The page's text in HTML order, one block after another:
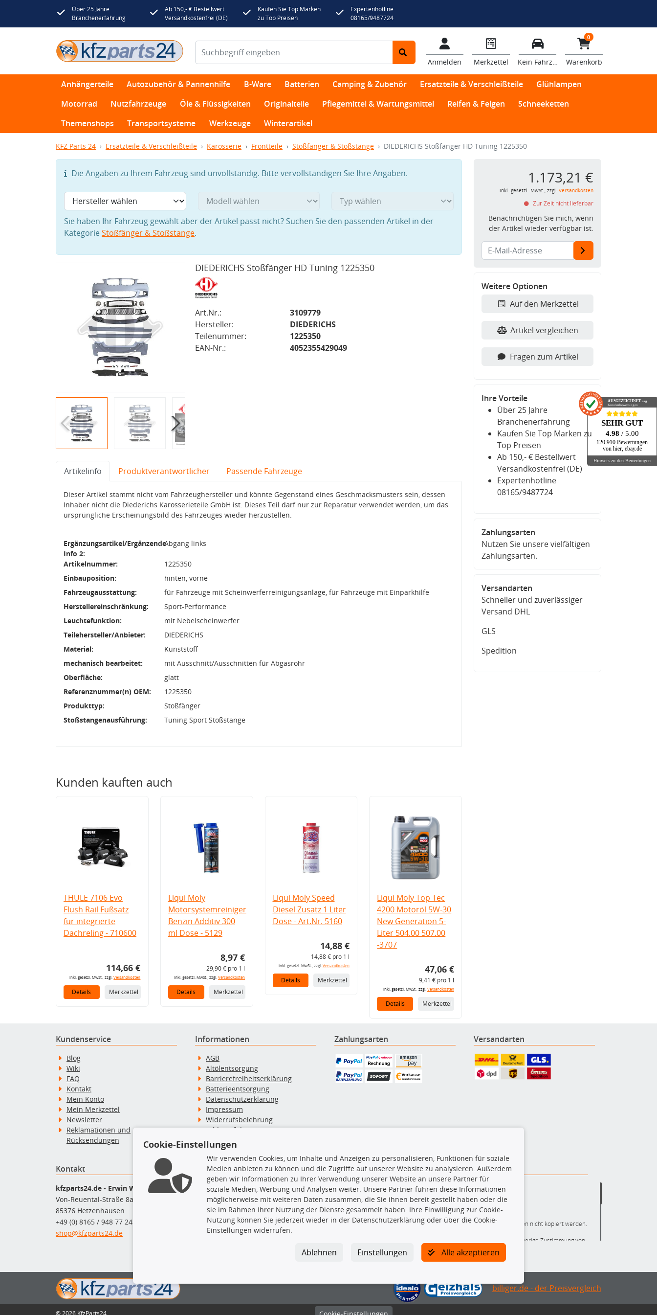
Über 25 Jahre
Branchenerfahrung
Ab 150,- € Bestellwert
Versandkostenfrei (DE)
Kaufen Sie Top Marken
zu Top Preisen
Expertenhotline
08165/9487724
Anmelden Merkzettel Kein Fahrzeug
0
Warenkorb
Anhängerteile Autozubehör & Pannenhilfe B-Ware Batterien Camping & Zubehör Ersatzteile & Verschleißteile
Glühlampen
Motorrad
Nutzfahrzeuge Öle & Flüssigkeiten Originalteile Pflegemittel & Wartungsmittel Reifen & Felgen
Schneeketten
Themenshops
Transportsysteme Werkzeuge Winterartikel
KFZ Parts 24 Ersatzteile & Verschleißteile Karosserie Frontteile Stoßfänger & Stoßstange DIEDERICHS Stoßfänger HD Tuning 1225350
Die Angaben zu Ihrem Fahrzeug sind unvollständig. Bitte vervollständigen Sie Ihre Angaben.
Sie haben Ihr Fahrzeug gewählt aber der Artikel passt nicht? Suchen Sie den passenden Artikel in der
KategorieStoßfänger & Stoßstange.
DIEDERICHS Stoßfänger HD Tuning 1225350
Art.Nr.:
3109779
Hersteller:
DIEDERICHS
Teilenummer:
1225350
EAN-Nr.:
4052355429049
Artikelinfo Produktverantwortlicher Passende Fahrzeuge
Dieser Artikel stammt nicht vom Fahrzeughersteller und könnte Gegenstand eines Geschmacksmusters sein, dessen
Inhaber nicht die Diederichs Karosserieteile GmbH ist. Dieses Teil darf nur zur Reparatur verwendet werden, um das
ursprüngliche Erscheinungsbild des Fahrzeuges wieder herzustellen.
Ergänzungsartikel/Ergänzende
Info 2:
Abgang links
Artikelnummer:
1225350
Einbauposition:
hinten, vorne
Fahrzeugausstattung:
für Fahrzeuge mit Scheinwerferreinigungsanlage, für Fahrzeuge mit Einparkhilfe
Herstellereinschränkung:
Sport-Performance
Leuchtefunktion:
mit Nebelscheinwerfer
Teilehersteller/Anbieter:
DIEDERICHS
Material:
Kunststoff
mechanisch bearbeitet:
mit Ausschnitt/Ausschnitten für Abgasrohr
Oberfläche:
glatt
Referenznummer(n) OEM:
1225350
Produkttyp:
Stoßfänger
Stoßstangenausführung:
Tuning Sport Stoßstange
Kunden kauften auch
THULE 7106 Evo
Flush Rail Fußsatz
für integrierte
Dachreling - 710600
114,66 €
inkl. gesetzl. MwSt., zzgl.Versandkosten
Details Merkzettel
Liqui Moly
Motorsystemreiniger
Benzin Additiv 300
ml Dose - 5129
8,97 €
29,90 € pro 1 l
inkl. gesetzl. MwSt., zzgl.Versandkosten
Details Merkzettel
Liqui Moly Speed
Diesel Zusatz 1 Liter
Dose - Art.Nr. 5160
14,88 €
14,88 € pro 1 l
inkl. gesetzl. MwSt., zzgl. Versandkosten
Details Merkzettel
Liqui Moly Top Tec
4200 Motoröl 5W-30
New Generation 5-
Liter 504.00 507.00
-3707
47,06 €
9,41 € pro 1 l
inkl. gesetzl. MwSt., zzgl. Versandkosten
Details Merkzettel
1.173,21 €
inkl. gesetzl. MwSt., zzgl. Versandkosten
Zur Zeit nicht lieferbar
Benachrichtigen Sie mich, wenn
der Artikel wieder verfügbar ist.
Weitere Optionen
Auf den Merkzettel
Artikel vergleichen
Fragen zum Artikel
Ihre Vorteile
Über 25 Jahre
Branchenerfahrung
Kaufen Sie Top Marken zu
Top Preisen
Ab 150,- € Bestellwert
Versandkostenfrei (DE)
Expertenhotline
08165/9487724
Zahlungsarten
Nutzen Sie unsere vielfältigen
Zahlungsarten.
Versandarten
Schneller und zuverlässiger
Versand DHL
GLS
Spedition
Kundenservice
Blog
Wiki
FAQ
Kontakt
Mein Konto
Mein Merkzettel
Newsletter
Reklamationen und
Rücksendungen
Informationen
AGB
Altölentsorgung
Barrierefreiheitserklärung
Batterieentsorgung
Datenschutzerklärung
Impressum
Widerrufsbelehrung
Widerruf des Vertrags
Zahlung & Versand
Zahlungsarten Versandarten
Kontakt
kfzparts24.de - Erwin Weber GmbH
Von-Reuental-Straße 8a
85376 Hetzenhausen
+49 (0) 8165 / 948 77 24
shop@kfzparts24.de
Top Produkte
Dachboxen
Dachgrundträger
Ersatzteile
Fahrradträger
Motoröle
TecDoc Inside
Die hier angezeigten Daten insbesondere die gesamte Datenbank dürfen nicht kopiert werden.
Es ist zu unterlassen, die Daten oder die gesamte Datenbank ohne vorherige Zustimmung von
TecDoc zu vervielfältigen, zu verbreiten und/oder diese Handlungen durch Dritte ausführen zu
lassen. Ein Zuwiderhandeln stellt eine Urheberrechtsverletzung dar und wird verfolgt.
Bitte prüfen Sie, ob das über unseren Onlineshop identifizierte Ersatzteil auch tatsächlich dem
gesuchten Ersatzteil entspricht.
Gegebenenfalls sind ergänzende Informationen notwendig, um sicherzustellen, dass das
gewählte Ersatzteil auch in das gewünschte Kraftfahrzeug passt.
© 2026 KfzParts24
Cookie-Einstellungen
Wir verwenden Cookies, um Inhalte und Anzeigen zu personalisieren, Funktionen für soziale
Medien anbieten zu können und die Zugriffe auf unserer Website zu analysieren. Außerdem
geben wir Informationen zu Ihrer Verwendung unserer Website an unsere Partner für
soziale Medien, Werbung und Analysen weiter. Unsere Partner führen diese Informationen
möglicherweise mit weiteren Daten zusammen, die Sie ihnen bereit gestellt haben oder die
sie im Rahmen Ihrer Nutzung der Dienste gesammelt haben. Ihre Einwilligung zur Cookie-
Nutzung können Sie jederzeit wieder in der Datenschutzerklärung oder über die Cookie-
Einstellungen widerrufen.
Alle akzeptieren
Einstellungen
Ablehnen
AUSGEZEICHNET.org
Kundenbewertungen
SEHR GUT
4.98 / 5.00
120.910 Bewertungen
von hier, ebay.de
Hinweis zu den Bewertungen